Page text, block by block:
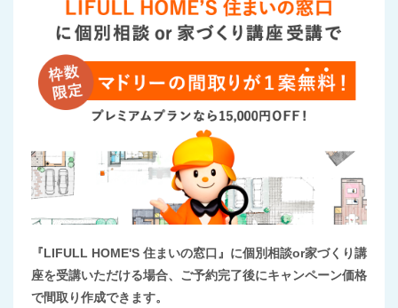
『LIFULL HOME'S 住まいの窓口』に個別相談or家づくり講
座を受講いただける場合、ご予約完了後にキャンペーン価格
で間取り作成できます。